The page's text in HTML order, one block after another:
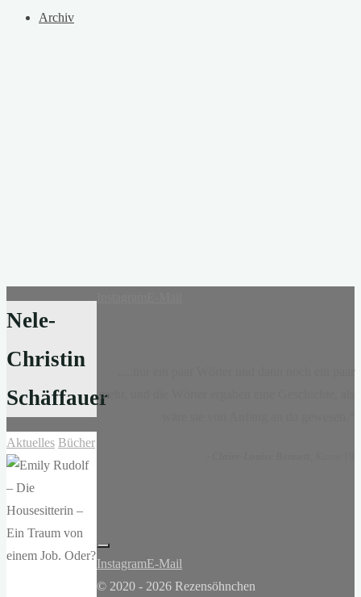
Archiv
Nele-
Christin
Schäffauer
Aktuelles Bücher
mehr, und die Wörter ergaben eine Geschichte, als
InstagramE-Mail
© 2020 - 2026 Rezensöhnchen